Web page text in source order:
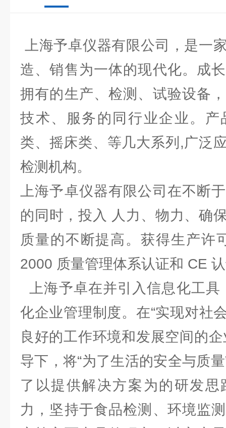
上海予卓仪器有限公司，是一
造、销售为一体的现代化。成
拥有的生产、检测、试验设备
技术、服务的同行业企业。产
类、摇床类、等几大系列,广泛
检测机构。
上海予卓仪器有限公司在不断
的同时，投入 人力、物力、确
质量的不断提高。获得生产许
2000 质量管理体系认证和
上海予卓在并引入信息化工具
化企业管理制度。在“实现对社
良好的工作环境和发展空间的
导下，将“为了生活的安全与质
了以提供解决方案为的研发
力，坚持于食品检测、环境监